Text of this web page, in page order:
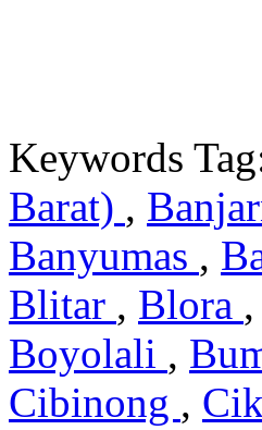
Keywords
Barat) ,
Banyumas ,
Blitar , Blora ,
Boyolali ,
Cibinong ,